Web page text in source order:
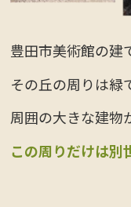
豊田市美術館の建
その丘の周りは緑
周囲の大きな建物
この周りだけは別